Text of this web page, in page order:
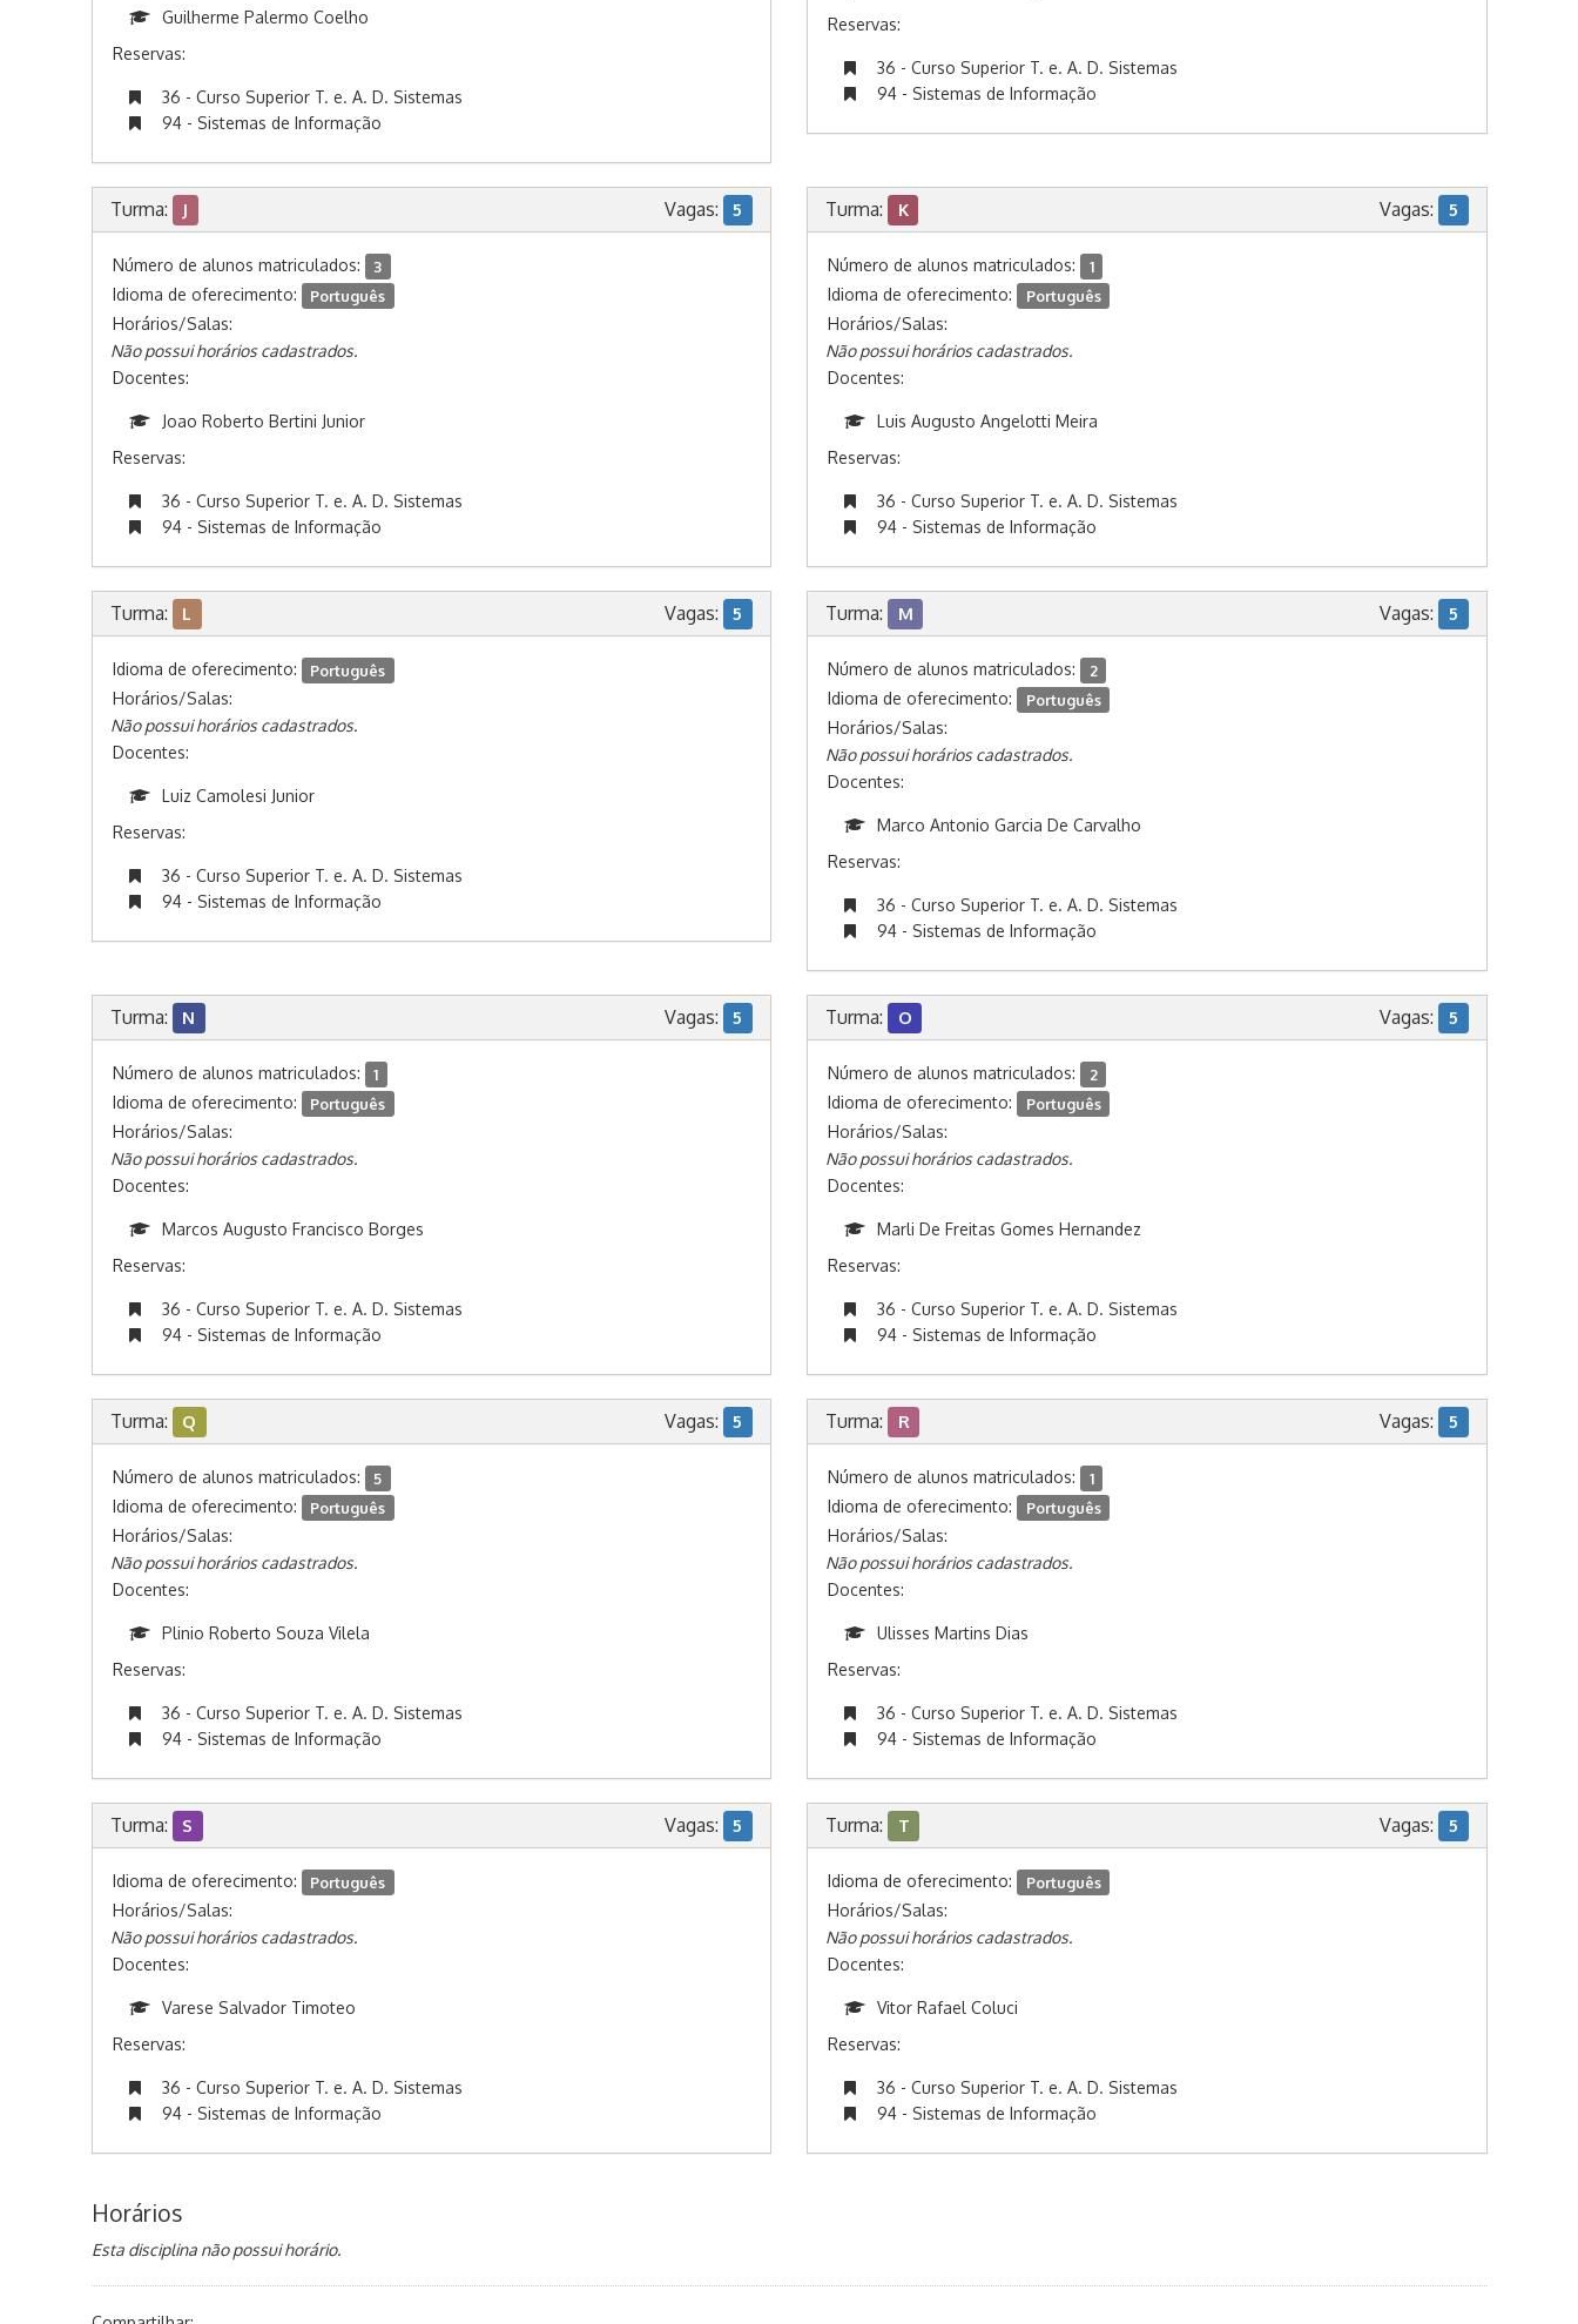
Guilherme Palermo Coelho
Reservas:
36 - Curso Superior T. e. A. D. Sistemas
94 - Sistemas de Informação
Reservas:
36 - Curso Superior T. e. A. D. Sistemas
94 - Sistemas de Informação
Turma: J Vagas: 5
Número de alunos matriculados: 3
Idioma de oferecimento: Português
Horários/Salas:
Não possui horários cadastrados.
Docentes:
Joao Roberto Bertini Junior
Reservas:
36 - Curso Superior T. e. A. D. Sistemas
94 - Sistemas de Informação
Turma: K Vagas: 5
Número de alunos matriculados: 1
Idioma de oferecimento: Português
Horários/Salas:
Não possui horários cadastrados.
Docentes:
Luis Augusto Angelotti Meira
Reservas:
36 - Curso Superior T. e. A. D. Sistemas
94 - Sistemas de Informação
Turma: L Vagas: 5
Idioma de oferecimento: Português
Horários/Salas:
Não possui horários cadastrados.
Docentes:
Luiz Camolesi Junior
Reservas:
36 - Curso Superior T. e. A. D. Sistemas
94 - Sistemas de Informação
Turma: M Vagas: 5
Número de alunos matriculados: 2
Idioma de oferecimento: Português
Horários/Salas:
Não possui horários cadastrados.
Docentes:
Marco Antonio Garcia De Carvalho
Reservas:
36 - Curso Superior T. e. A. D. Sistemas
94 - Sistemas de Informação
Turma: N Vagas: 5
Número de alunos matriculados: 1
Idioma de oferecimento: Português
Horários/Salas:
Não possui horários cadastrados.
Docentes:
Marcos Augusto Francisco Borges
Reservas:
36 - Curso Superior T. e. A. D. Sistemas
94 - Sistemas de Informação
Turma: O Vagas: 5
Número de alunos matriculados: 2
Idioma de oferecimento: Português
Horários/Salas:
Não possui horários cadastrados.
Docentes:
Marli De Freitas Gomes Hernandez
Reservas:
36 - Curso Superior T. e. A. D. Sistemas
94 - Sistemas de Informação
Turma: Q Vagas: 5
Número de alunos matriculados: 5
Idioma de oferecimento: Português
Horários/Salas:
Não possui horários cadastrados.
Docentes:
Plinio Roberto Souza Vilela
Reservas:
36 - Curso Superior T. e. A. D. Sistemas
94 - Sistemas de Informação
Turma: R Vagas: 5
Número de alunos matriculados: 1
Idioma de oferecimento: Português
Horários/Salas:
Não possui horários cadastrados.
Docentes:
Ulisses Martins Dias
Reservas:
36 - Curso Superior T. e. A. D. Sistemas
94 - Sistemas de Informação
Turma: S Vagas: 5
Idioma de oferecimento: Português
Horários/Salas:
Não possui horários cadastrados.
Docentes:
Varese Salvador Timoteo
Reservas:
36 - Curso Superior T. e. A. D. Sistemas
94 - Sistemas de Informação
Turma: T Vagas: 5
Idioma de oferecimento: Português
Horários/Salas:
Não possui horários cadastrados.
Docentes:
Vitor Rafael Coluci
Reservas:
36 - Curso Superior T. e. A. D. Sistemas
94 - Sistemas de Informação
Horários
Esta disciplina não possui horário.